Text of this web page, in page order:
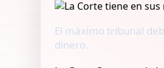
El máximo tribunal
dinero.